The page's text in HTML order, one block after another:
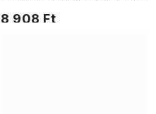
8 908 Ft